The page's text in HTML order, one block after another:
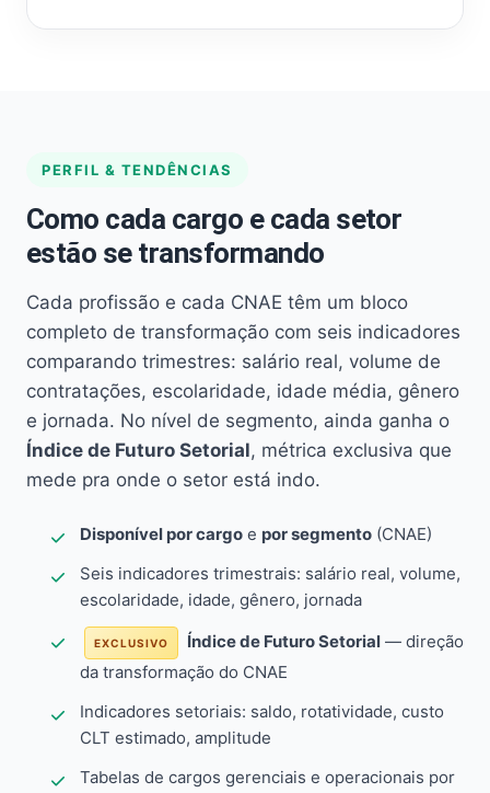
PERFIL & TENDÊNCIAS
Como cada cargo e cada setor
estão se transformando
Cada profissão e cada CNAE têm um bloco
completo de transformação com seis indicadores
comparando trimestres: salário real, volume de
contratações, escolaridade, idade média, gênero
e jornada. No nível de segmento, ainda ganha o
Índice de Futuro Setorial, métrica exclusiva que
mede pra onde o setor está indo.
Disponível por cargo e por segmento (CNAE)
Seis indicadores trimestrais: salário real, volume,
escolaridade, idade, gênero, jornada
EXCLUSIVO Índice de Futuro Setorial — direção
da transformação do CNAE
Indicadores setoriais: saldo, rotatividade, custo
CLT estimado, amplitude
Tabelas de cargos gerenciais e operacionais por